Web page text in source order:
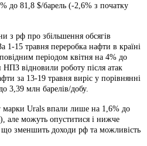
до 81,8 $/барель (-2,6% з початку
з рф про збільшення обсягів
1-15 травня переробка нафти в країні
періодом квітня на 4% до
НПЗ відновили роботу після атак
за 13-19 травня виріс у порівнянні
3,39 млн барелів/добу.
Urals впали лише на 1,6% до
але можуть опуститися і нижче
що зменшить доходи рф та можливість